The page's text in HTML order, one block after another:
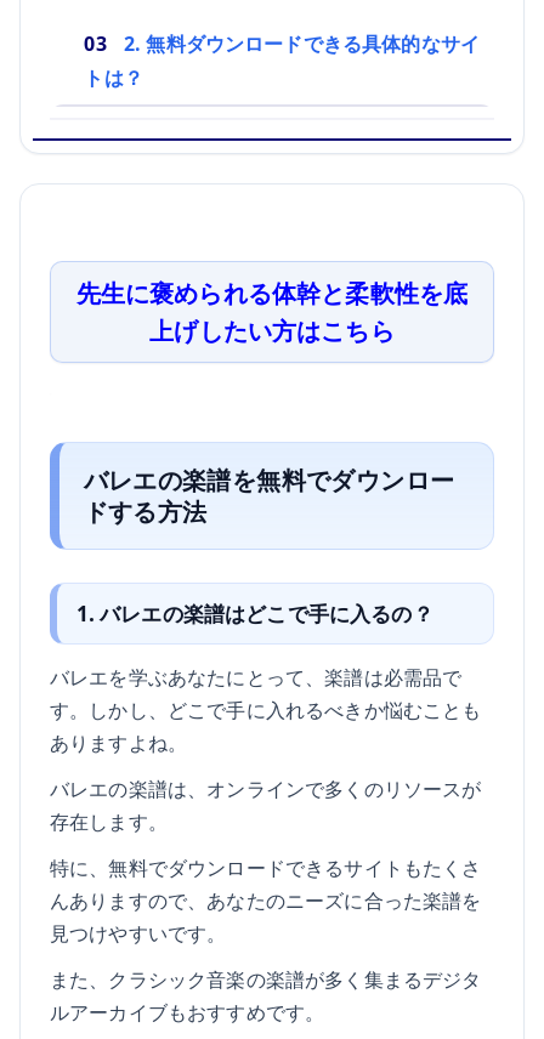
2. 無料ダウンロードできる具体的なサイ
トは？
先生に褒められる体幹と柔軟性を底
上げしたい方はこちら
バレエの楽譜を無料でダウンロー
ドする方法
1. バレエの楽譜はどこで手に入るの？
バレエを学ぶあなたにとって、楽譜は必需品で
す。しかし、どこで手に入れるべきか悩むことも
ありますよね。
バレエの楽譜は、オンラインで多くのリソースが
存在します。
特に、無料でダウンロードできるサイトもたくさ
んありますので、あなたのニーズに合った楽譜を
見つけやすいです。
また、クラシック音楽の楽譜が多く集まるデジタ
ルアーカイブもおすすめです。